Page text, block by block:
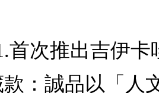
首次推出吉伊卡
：誠品以「人